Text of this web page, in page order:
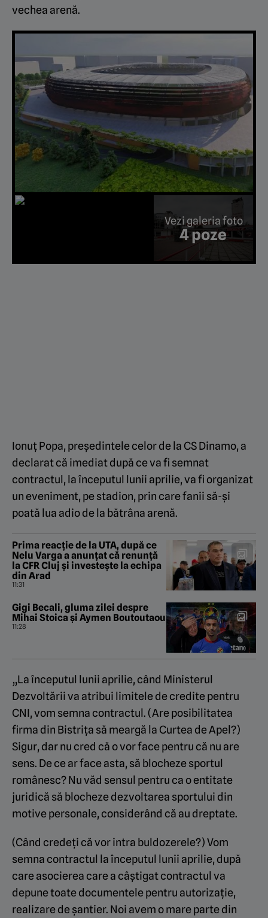
vechea arenă.
Vezi galeria foto
4 poze
Ionuț Popa, președintele celor de la CS Dinamo, a
declarat că imediat după ce va fi semnat
contractul, la începutul lunii aprilie, va fi organizat
un eveniment, pe stadion, prin care fanii să-și
poată lua adio de la bătrâna arenă.
Prima reacție de la UTA, după ce
Nelu Varga a anunțat că renunță
la CFR Cluj și investește la echipa
din Arad
11:31
Gigi Becali, gluma zilei despre
Mihai Stoica și Aymen Boutoutaou
11:28
„La începutul lunii aprilie, când Ministerul
Dezvoltării va atribui limitele de credite pentru
CNI, vom semna contractul. (Are posibilitatea
firma din Bistrița să meargă la Curtea de Apel?)
Sigur, dar nu cred că o vor face pentru că nu are
sens. De ce ar face asta, să blocheze sportul
românesc? Nu văd sensul pentru ca o entitate
juridică să blocheze dezvoltarea sportului din
motive personale, considerând că au dreptate.
(Când credeți că vor intra buldozerele?) Vom
semna contractul la începutul lunii aprilie, după
care asocierea care a câștigat contractul va
depune toate documentele pentru autorizație,
realizare de șantier. Noi avem o mare parte din